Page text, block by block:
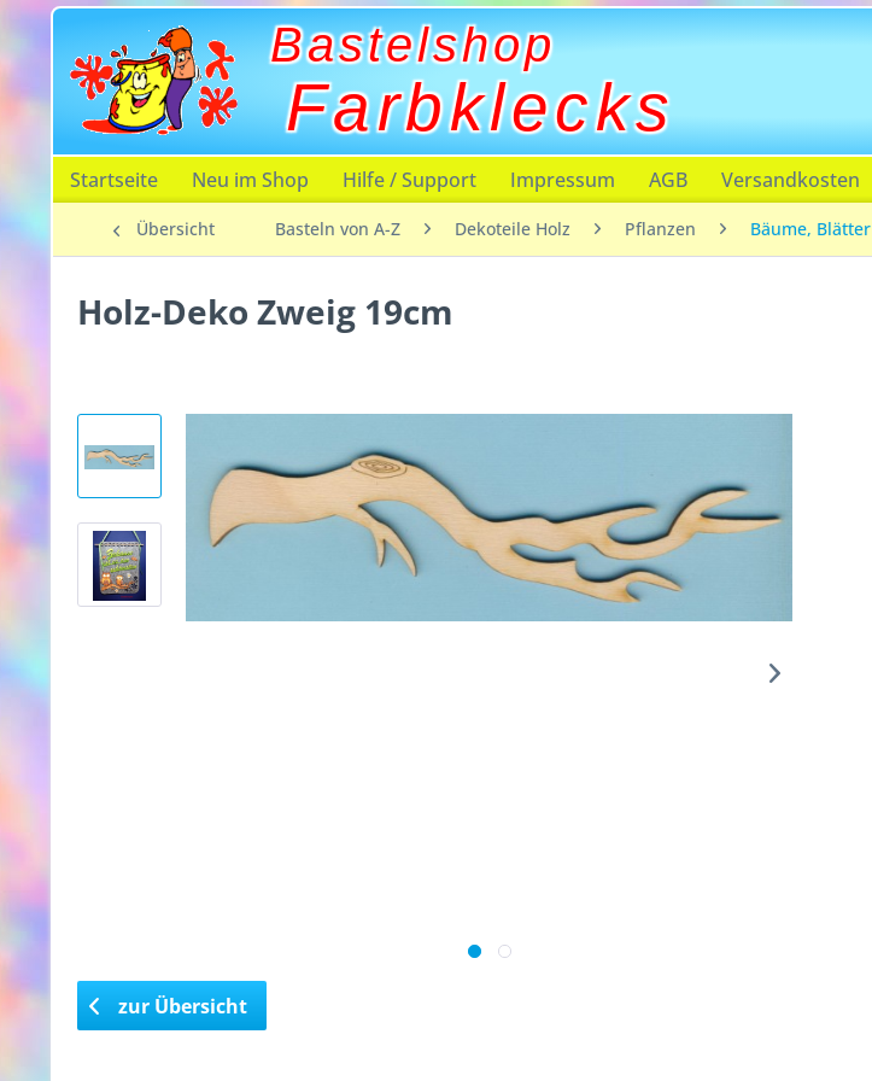
Bastelshop
Farbklecks
Startseite Neu im Shop Hilfe / Support Impressum AGB Versandkosten
Übersicht Basteln von A-Z Dekoteile Holz Pflanzen Bäume, Blätter
Holz-Deko Zweig 19cm
zur Übersicht